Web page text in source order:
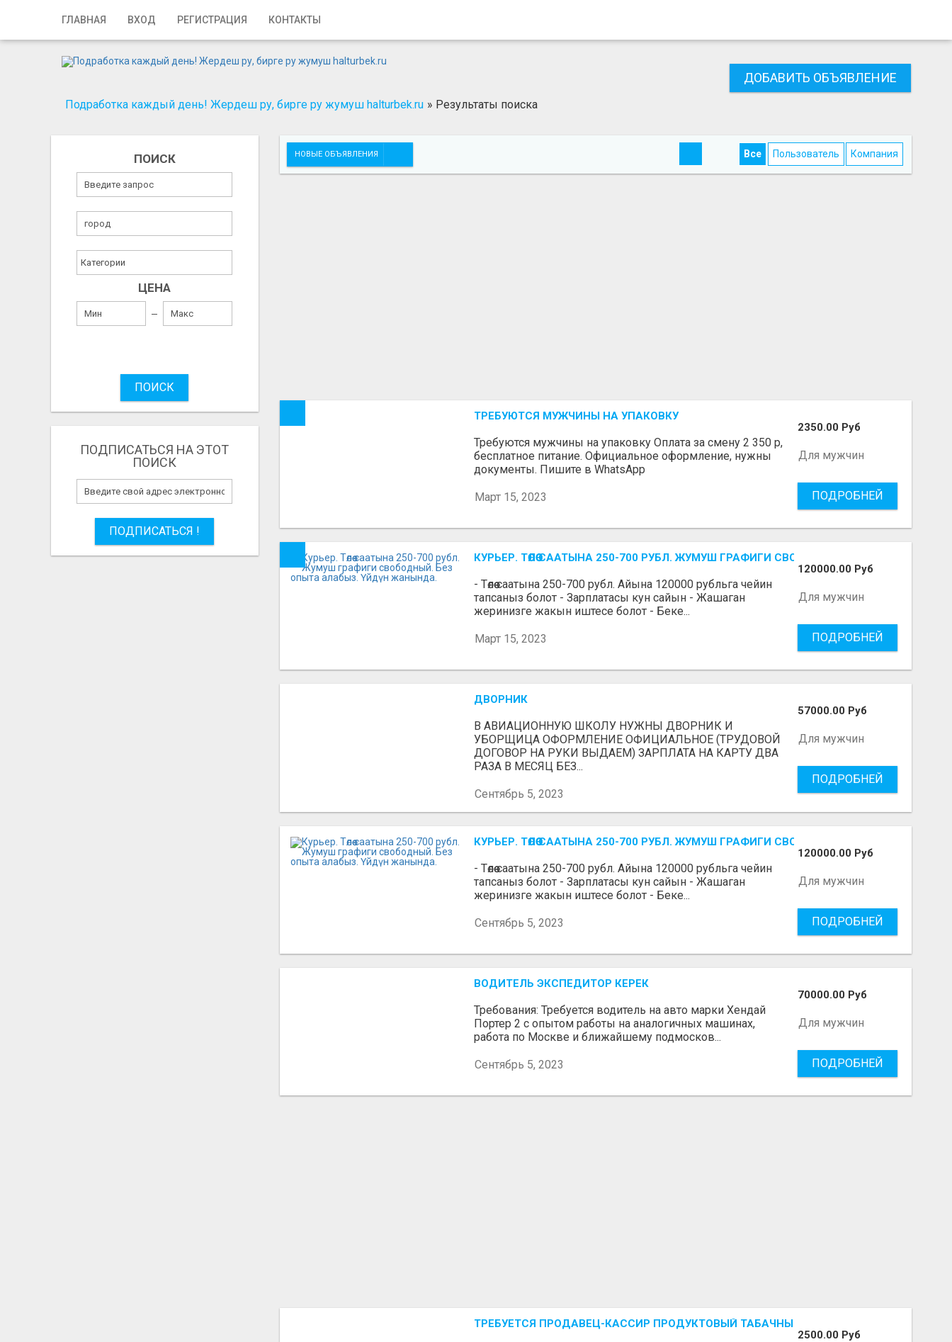
ГЛАВНАЯ ВХОД РЕГИСТРАЦИЯ КОНТАКТЫ
ДОБАВИТЬ ОБЪЯВЛЕНИЕ
Подработка каждый день! Жердеш ру, бирге ру жумуш halturbek.ru » Результаты поиска
ПОИСК
ЦЕНА
ПОИСК
ПОДПИСАТЬСЯ НА ЭТОТ
ПОИСК
ПОДПИСАТЬСЯ !
НОВЫЕ ОБЪЯВЛЕНИЯ Все Пользователь Компания
ТРЕБУЮТСЯ МУЖЧИНЫ НА УПАКОВКУ
Требуются мужчины на упаковку Оплата за смену 2 350 р,
бесплатное питание. Официальное оформление, нужны
документы. Пишите в WhatsApp
Март 15, 2023
2350.00 Руб
Для мужчин
ПОДРОБНЕЙ
КУРЬЕР. ТӨЛӨӨ СААТЫНА 250-700 РУБЛ. ЖУМУШ ГРАФИГИ СВОБОДНЫЙ. БЕЗ ОПЫТА
- Төлөө саатына 250-700 рубл. Айына 120000 рубльга чейин
тапсаныз болот - Зарплатасы кун сайын - Жашаган
жеринизге жакын иштесе болот - Беке...
Март 15, 2023
120000.00 Руб
Для мужчин
ПОДРОБНЕЙ
ДВОРНИК
В АВИАЦИОННУЮ ШКОЛУ НУЖНЫ ДВОРНИК И
УБОРЩИЦА ОФОРМЛЕНИЕ ОФИЦИАЛЬНОЕ (ТРУДОВОЙ
ДОГОВОР НА РУКИ ВЫДАЕМ) ЗАРПЛАТА НА КАРТУ ДВА
РАЗА В МЕСЯЦ БЕЗ...
Сентябрь 5, 2023
57000.00 Руб
Для мужчин
ПОДРОБНЕЙ
КУРЬЕР. ТӨЛӨӨ СААТЫНА 250-700 РУБЛ. ЖУМУШ ГРАФИГИ СВОБОДНЫЙ. БЕЗ ОПЫТА
- Төлөө саатына 250-700 рубл. Айына 120000 рубльга чейин
тапсаныз болот - Зарплатасы кун сайын - Жашаган
жеринизге жакын иштесе болот - Беке...
Сентябрь 5, 2023
120000.00 Руб
Для мужчин
ПОДРОБНЕЙ
ВОДИТЕЛЬ ЭКСПЕДИТОР КЕРЕК
Требования: Требуется водитель на авто марки Хендай
Портер 2 с опытом работы на аналогичных машинах,
работа по Москве и ближайшему подмосков...
Сентябрь 5, 2023
70000.00 Руб
Для мужчин
ПОДРОБНЕЙ
ТРЕБУЕТСЯ ПРОДАВЕЦ-КАССИР ПРОДУКТОВЫЙ ТАБАЧНЫЙ МАГАЗИН.
2500.00 Руб